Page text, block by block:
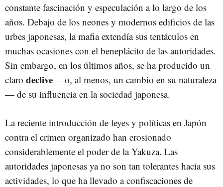
constante fascinación y especulación a lo largo de los
años. Debajo de los neones y modernos edificios de las
urbes japonesas, la mafia extendía sus tentáculos en
muchas ocasiones con el beneplácito de las autoridades.
Sin embargo, en los últimos años, se ha producido un
claro declive —o, al menos, un cambio en su naturaleza
— de su influencia en la sociedad japonesa.
La reciente introducción de leyes y políticas en Japón
contra el crimen organizado han erosionado
considerablemente el poder de la Yakuza. Las
autoridades japonesas ya no son tan tolerantes hacia sus
actividades, lo que ha llevado a confiscaciones de